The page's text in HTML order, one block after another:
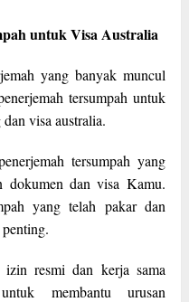
untuk Visa Australia
yang banyak muncul
tersumpah untuk
visa australia.
tersumpah yang
dokumen dan visa Kamu.
yang telah pakar dan
resmi dan kerja sama
membantu urusan